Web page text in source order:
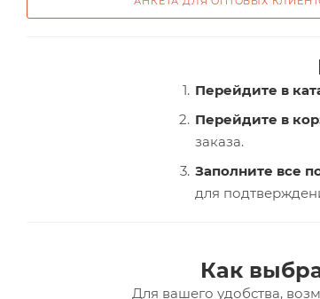
Перейдите в
Перейдите в
заказа.
Заполните все
для
Как
Для вашего удобства,